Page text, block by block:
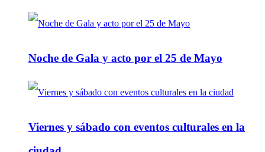
Noche de Gala y acto por el 25 de Mayo
Viernes y sábado con eventos culturales en la